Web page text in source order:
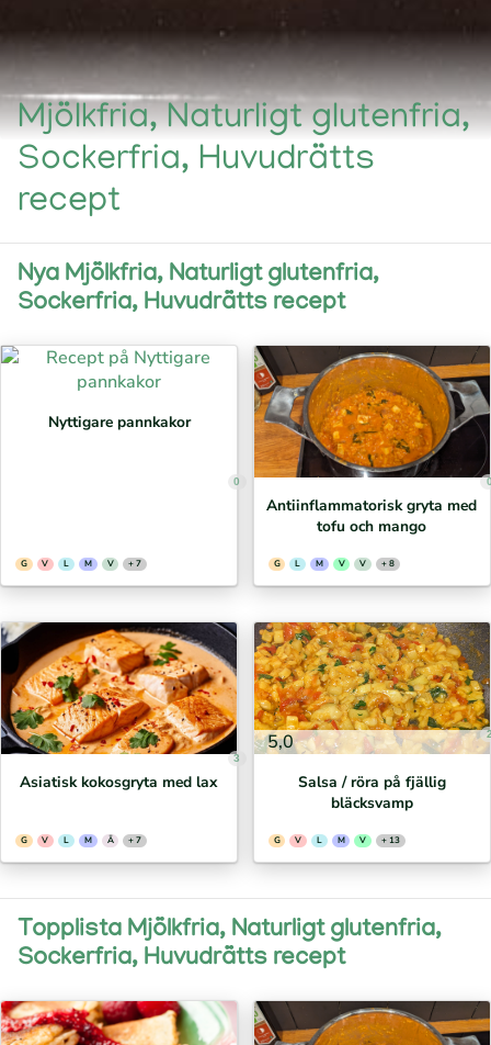
Mjölkfria, Naturligt glutenfria,
Sockerfria, Huvudrätts
recept
Nya Mjölkfria, Naturligt glutenfria,
Sockerfria, Huvudrätts recept
0
Nyttigare pannkakor
G V L M V + 7
Antiinflammatorisk gryta med
tofu och mango
G L M V V + 8
3
Asiatisk kokosgryta med lax
G V L M Ä + 7
5,0
Salsa / röra på fjällig
bläcksvamp
G V L M V + 13
Topplista Mjölkfria, Naturligt glutenfria,
Sockerfria, Huvudrätts recept